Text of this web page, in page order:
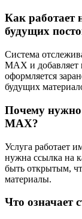
Как работает
будущих
Система
MAX и добавляет
оформляется
будущих
Почему нужно
MAX?
Услуга работает
нужна ссылка на
быть открытым,
материалы.
Что означает